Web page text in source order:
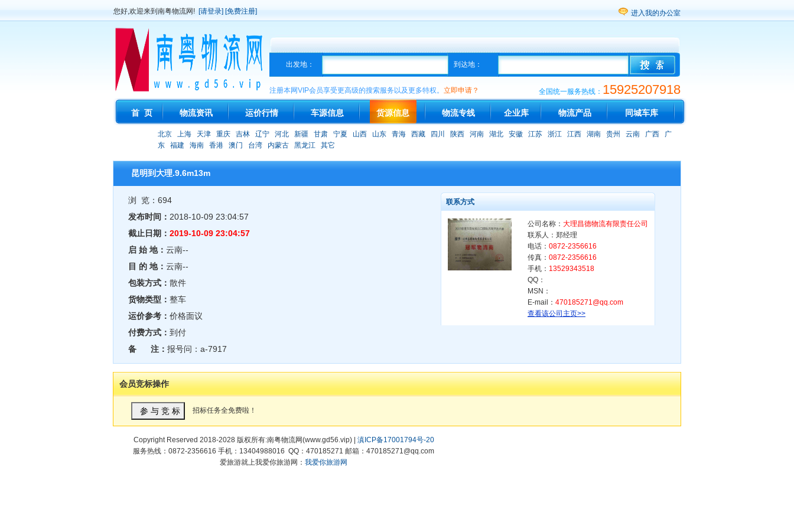
您好,欢迎来到南粤物流网! [请登录] [免费注册] 进入我的办公室
出发地： 到达地：
注册本网VIP会员享受更高级的搜索服务以及更多特权。 立即申请？ 全国统一服务热线： 15925207918
首 页 物流资讯 运价行情 车源信息 货源信息 物流专线 企业库 物流产品 同城车库
北京 上海 天津 重庆 吉林 辽宁 河北 新疆 甘肃 宁夏 山西 山东 青海 西藏 四川 陕西 河南 湖北 安徽 江苏 浙江 江西 湖南 贵州 云南 广西
广
东
福建 海南 香港 澳门 台湾 内蒙古 黑龙江 其它
昆明到大理.9.6m13m
浏 览：694
发布时间： 2018-10-09 23:04:57
截止日期： 2019-10-09 23:04:57
启 始 地： 云南--
目 的 地： 云南--
包装方式： 散件
货物类型： 整车
运价参考： 价格面议
付费方式： 到付
备 注： 报号问：a-7917
联系方式
公司名称： 大理昌德物流有限责任公司
联系人：郑经理
电话： 0872-2356616
传真： 0872-2356616
手机： 13529343518
QQ：
MSN：
E-mail： 470185271@qq.com
查看该公司主页>>
会员竞标操作
招标任务全免费啦！
Copyright Reserved 2018-2028 版权所有:南粤物流网(www.gd56.vip) | 滇ICP备17001794号-20
服务热线：0872-2356616 手机：13404988016 QQ：470185271 邮箱：470185271@qq.com
爱旅游就上我爱你旅游网： 我爱你旅游网